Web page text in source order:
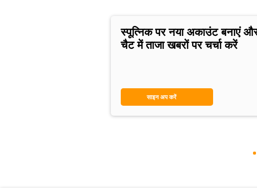
स्पूत्निक पर नया अकाउंट बनाएं
चैट में ताजा खबरों पर चर्चा करें
साइन अप करें